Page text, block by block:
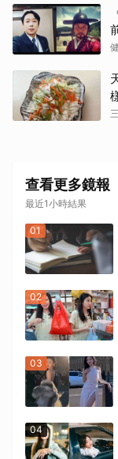
查看更多鏡報
最近1小時結果
01
02
03
04